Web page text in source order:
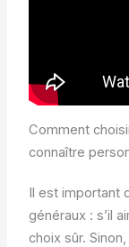
Comment
connaître
Il est important
généraux : s’il
choix sûr.